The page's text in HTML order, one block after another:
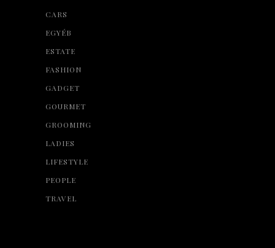
CARS
EGYÉB
ESTATE
FASHION
GADGET
GOURMET
GROOMING
LADIES
LIFESTYLE
PEOPLE
TRAVEL